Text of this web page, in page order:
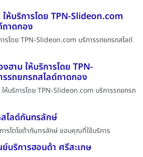
ห้บริการโดย TPN-Slideon.com
ถาดกอง
รโดย TPN-Slideon.com บริการรถยกรถสไลด์
ฮาม ให้บริการโดย TPN-
รถยกรถสไลด์ถาดกอง
ห้บริการโดย TPN-Slideon.com บริการรถยกรถ
ไลด์กันทรลักษ์
รโตโยต้ากันทรลักษ์ ขอบคุณที่ใช้บริการ
บริการฮอนด้า ศรีสะเกษ